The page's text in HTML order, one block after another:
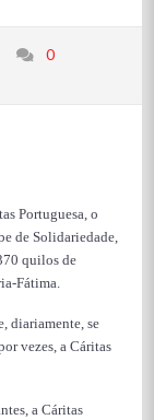
0
Portuguesa, o
de Solidariedade,
quilos de
Fátima.
diariamente, se
vezes, a Cáritas
a Cáritas